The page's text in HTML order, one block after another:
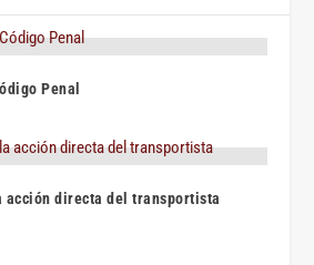
Penal
acción directa del transportista